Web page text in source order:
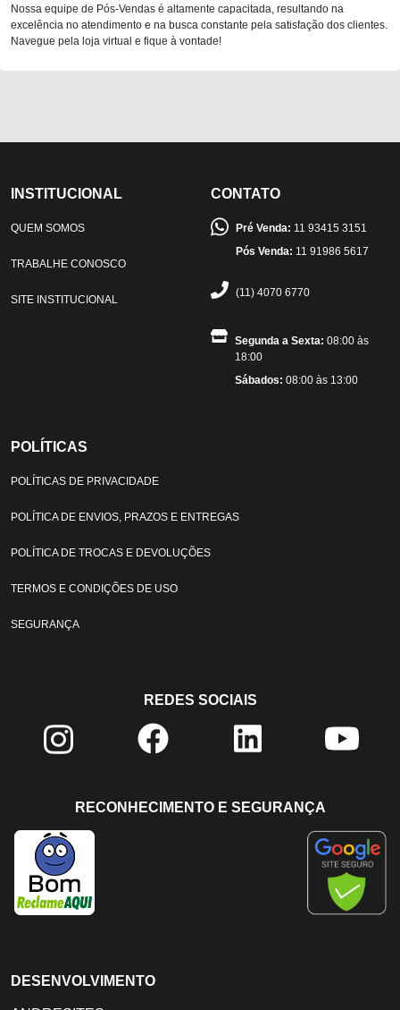
Nossa equipe de Pós-Vendas é altamente capacitada, resultando na
excelência no atendimento e na busca constante pela satisfação dos clientes.
Navegue pela loja virtual e fique à vontade!
INSTITUCIONAL
QUEM SOMOS
TRABALHE CONOSCO
SITE INSTITUCIONAL
CONTATO
Pré Venda: 11 93415 3151
Pós Venda: 11 91986 5617
(11) 4070 6770
Segunda a Sexta: 08:00 às
18:00
Sábados: 08:00 às 13:00
POLÍTICAS
POLÍTICAS DE PRIVACIDADE
POLÍTICA DE ENVIOS, PRAZOS E ENTREGAS
POLÍTICA DE TROCAS E DEVOLUÇÕES
TERMOS E CONDIÇÕES DE USO
SEGURANÇA
REDES SOCIAIS
RECONHECIMENTO E SEGURANÇA
DESENVOLVIMENTO